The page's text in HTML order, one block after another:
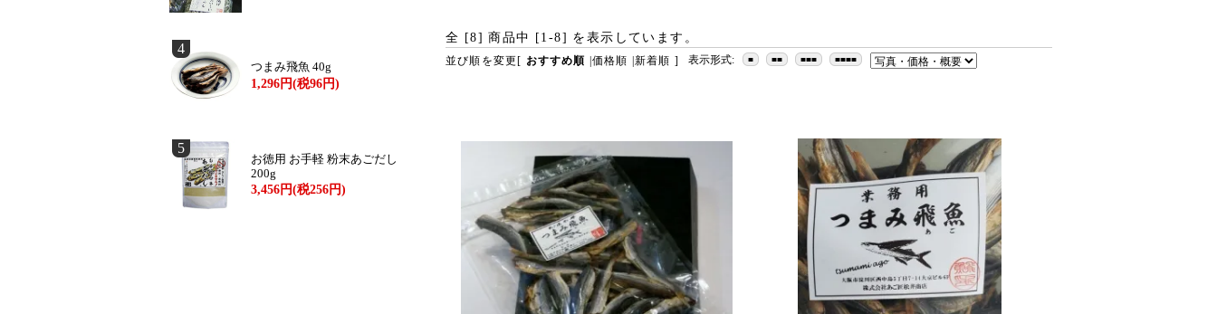
全 [8] 商品中 [ 1 -8] を表示しています。
並び順を変更[ おすすめ順 |価格順 |新着順 ] 表示形式: ■ ■■ ■■■ ■■■■
4
つまみ飛魚 40g
1,296円(税96円)
5
お徳用 お手軽 粉末あごだし
200g
3,456円(税256円)